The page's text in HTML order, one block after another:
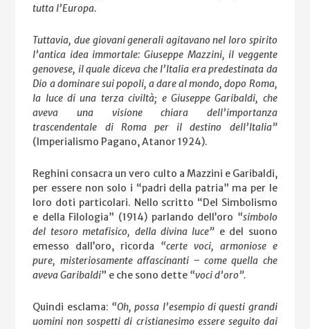
tutta l’Europa.
Tuttavia, due giovani generali agitavano nel loro spirito
l’antica idea immortale: Giuseppe Mazzini, il veggente
genovese, il quale diceva che l’Italia era predestinata da
Dio a dominare sui popoli, a dare al mondo, dopo Roma,
la luce di una terza civiltà; e Giuseppe Garibaldi, che
aveva una visione chiara dell’importanza
trascendentale di Roma per il destino dell’Italia”
(Imperialismo Pagano, Atanor 1924).
Reghini consacra un vero culto a Mazzini e Garibaldi,
per essere non solo i “padri della patria” ma per le
loro doti particolari. Nello scritto “Del Simbolismo
e della Filologia” (1914) parlando dell’oro “simbolo
del tesoro metafisico, della divina luce” e del suono
emesso dall’oro, ricorda “certe voci, armoniose e
pure, misteriosamente affascinanti – come quella che
aveva Garibaldi” e che sono dette “voci d’oro”.
Quindi esclama: “Oh, possa l’esempio di questi grandi
uomini non sospetti di cristianesimo essere seguito dai